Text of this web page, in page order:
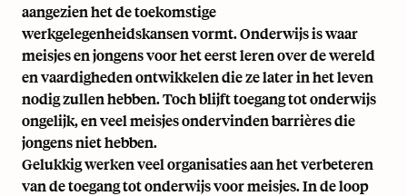
aangezien het de toekomstige
werkgelegenheidskansen vormt. Onderwijs is waar
meisjes en jongens voor het eerst leren over de wereld
en vaardigheden ontwikkelen die ze later in het leven
nodig zullen hebben. Toch blijft toegang tot onderwijs
ongelijk, en veel meisjes ondervinden barrières die
jongens niet hebben.
Gelukkig werken veel organisaties aan het verbeteren
van de toegang tot onderwijs voor meisjes. In de loop